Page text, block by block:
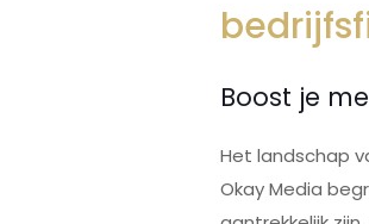
Boost je
Het landschap
Okay Media